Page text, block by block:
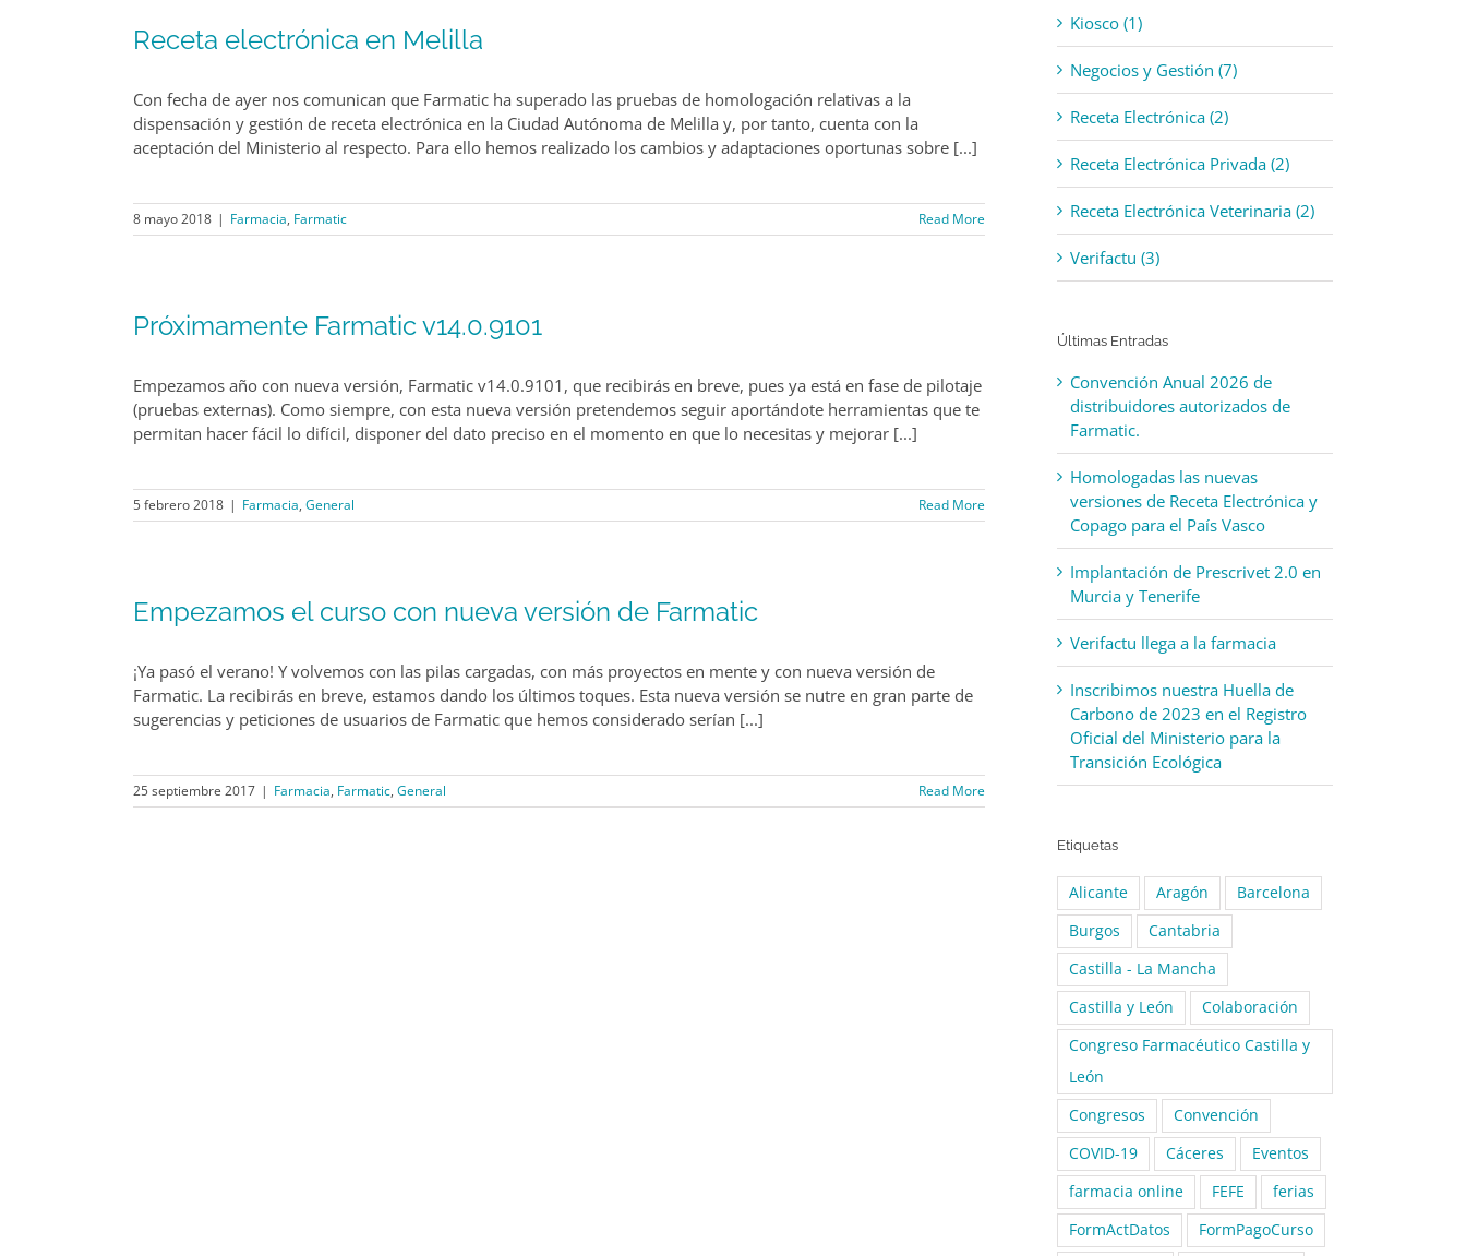
Receta electrónica en Melilla
Con fecha de ayer nos comunican que Farmatic ha superado las pruebas de homologación relativas a la
dispensación y gestión de receta electrónica en la Ciudad Autónoma de Melilla y, por tanto, cuenta con la
aceptación del Ministerio al respecto. Para ello hemos realizado los cambios y adaptaciones oportunas sobre [...]
8 mayo 2018 | Farmacia, Farmatic Read More
Próximamente Farmatic v14.0.9101
Empezamos año con nueva versión, Farmatic v14.0.9101, que recibirás en breve, pues ya está en fase de pilotaje
(pruebas externas). Como siempre, con esta nueva versión pretendemos seguir aportándote herramientas que te
permitan hacer fácil lo difícil, disponer del dato preciso en el momento en que lo necesitas y mejorar [...]
5 febrero 2018 | Farmacia, General Read More
Empezamos el curso con nueva versión de Farmatic
¡Ya pasó el verano! Y volvemos con las pilas cargadas, con más proyectos en mente y con nueva versión de
Farmatic. La recibirás en breve, estamos dando los últimos toques. Esta nueva versión se nutre en gran parte de
sugerencias y peticiones de usuarios de Farmatic que hemos considerado serían [...]
25 septiembre 2017 | Farmacia, Farmatic, General Read More
Kiosco (1)
Negocios y Gestión (7)
Receta Electrónica (2)
Receta Electrónica Privada (2)
Receta Electrónica Veterinaria (2)
Verifactu (3)
Últimas Entradas
Convención Anual 2026 de
distribuidores autorizados de
Farmatic.
Homologadas las nuevas
versiones de Receta Electrónica y
Copago para el País Vasco
Implantación de Prescrivet 2.0 en
Murcia y Tenerife
Verifactu llega a la farmacia
Inscribimos nuestra Huella de
Carbono de 2023 en el Registro
Oficial del Ministerio para la
Transición Ecológica
Etiquetas
Alicante Aragón
Barcelona
Burgos
Cantabria
Castilla - La Mancha
Castilla y León
Colaboración
Congreso Farmacéutico Castilla y
León
Congresos
Convención
COVID-19
Cáceres
Eventos
farmacia online
FEFE
ferias
FormActDatos
FormPagoCurso